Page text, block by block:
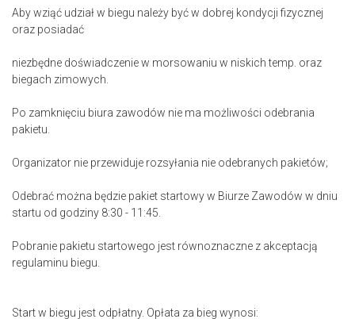
Aby wziąć udział w biegu należy być w dobrej kondycji fizycznej
oraz posiadać
niezbędne doświadczenie w morsowaniu w niskich temp. oraz
biegach zimowych.
Po zamknięciu biura zawodów nie ma możliwości odebrania
pakietu.
Organizator nie przewiduje rozsyłania nie odebranych pakietów;
Odebrać można będzie pakiet startowy w Biurze Zawodów w dniu
startu od godziny 8:30 - 11:45.
Pobranie pakietu startowego jest równoznaczne z akceptacją
regulaminu biegu.
Start w biegu jest odpłatny. Opłata za bieg wynosi: